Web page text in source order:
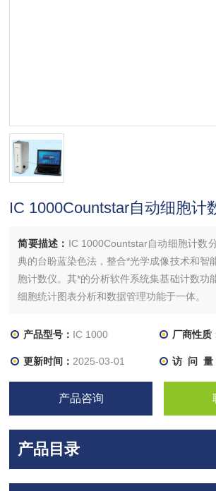
IC 1000Countstar自动细胞计
简要描述： IC 1000Countstar自动细胞计数
典的台盼蓝染色法，整合*光学成像技术和智
胞计数仪。其*的分析软件系统集基础计数功
细胞统计图表分析和数据管理功能于一体。
产品型号： IC 1000 厂商性质
更新时间： 2025-03-01 访 问 量
产品咨询
产品目录